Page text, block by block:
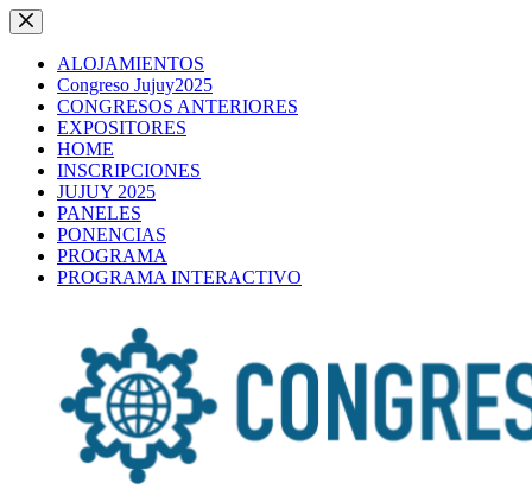
Saltar
al
contenidoALOJAMIENTOS
Congreso Jujuy2025
CONGRESOS ANTERIORES
EXPOSITORES
HOME
INSCRIPCIONES
JUJUY 2025
PANELES
PONENCIAS
PROGRAMA
PROGRAMA INTERACTIVO